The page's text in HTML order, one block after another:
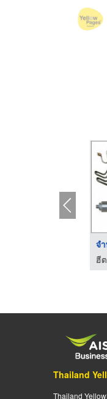
Thailand
Thailand